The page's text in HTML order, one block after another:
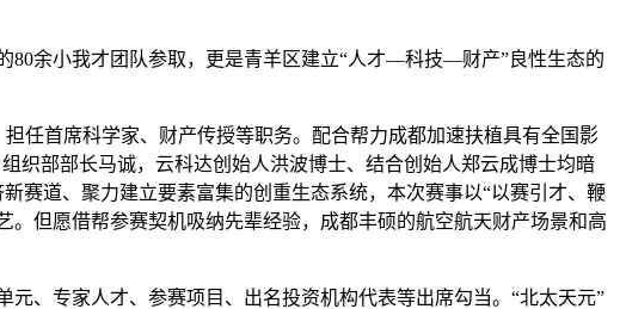
余小我才团队参取，更是青羊区建立“人才—科技—财产”良性生态的
首席科学家、财产传授等职务。配合帮力成都加速扶植具有全国影
织部部长马诚，云科达创始人洪波博士、结合创始人郑云成博士均暗
赛道、聚力建立要素富集的创重生态系统，本次赛事以“以赛引才、鞭
但愿借帮参赛契机吸纳先辈经验，成都丰硕的航空航天财产场景和高
、专家人才、参赛项目、出名投资机构代表等出席勾当。“北太天元”